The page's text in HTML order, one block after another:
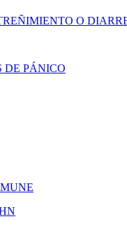
O
DE PÁNICO